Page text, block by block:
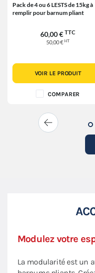
Pack de 4 ou 6 LESTS de 15kg à
remplir pour barnum pliant
60,00 € TTC
50,00 € HT
VOIR LE PRODUIT
COMPARER
Modulez votre
La modularité est un